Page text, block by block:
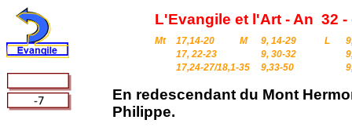
L'Evangile et l'Art - An 32 -
Mt 17,14-20 M 9, 14-29 L
17, 22-23
9, 30-32
17,24-27/18,1-35
9,33-50
En redescendant du Mont
Philippe.